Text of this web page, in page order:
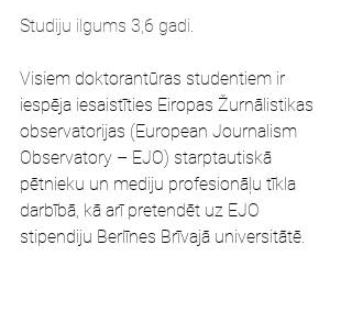
Studiju ilgums 3,6 gadi.
Visiem doktorantūras studentiem ir
iespēja iesaistīties Eiropas Žurnālistikas
observatorijas (European Journalism
Observatory – EJO) starptautiskā
pētnieku un mediju profesionāļu tīkla
darbībā, kā arī pretendēt uz EJO
stipendiju Berlīnes Brīvajā universitātē.